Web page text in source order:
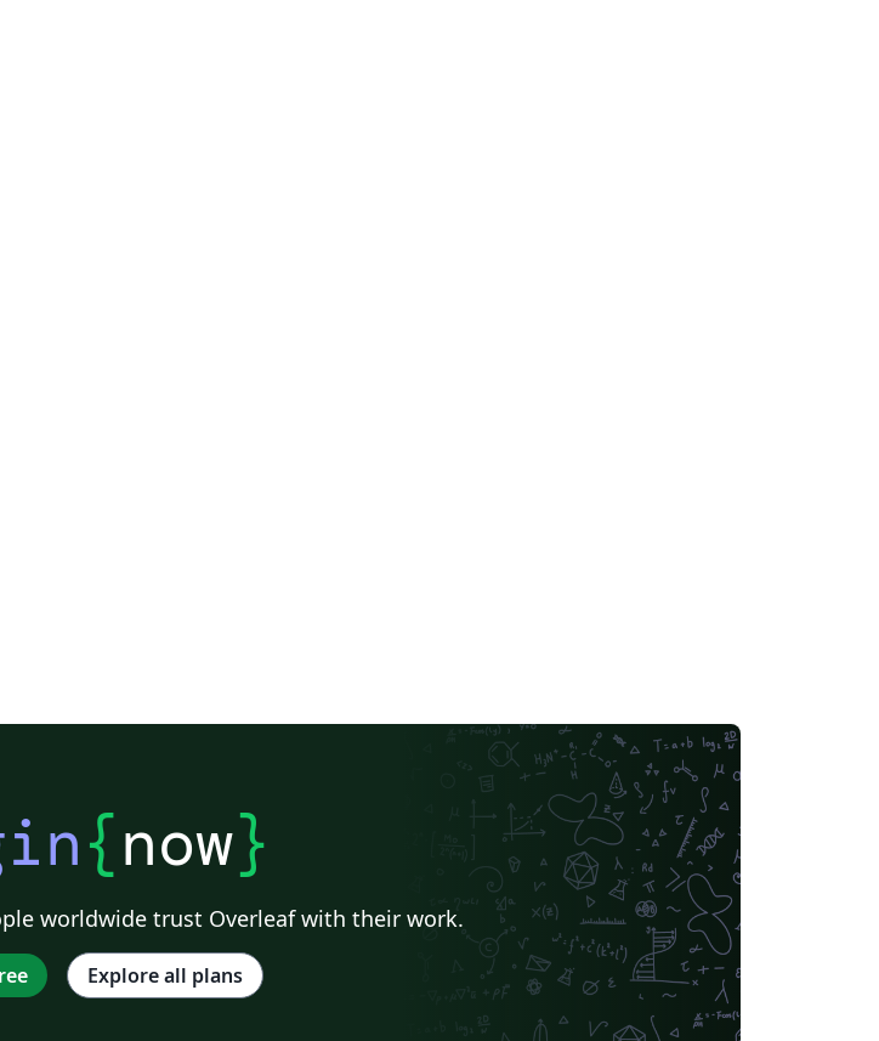
{now}
worldwide trust Overleaf with their work.
Explore all plans